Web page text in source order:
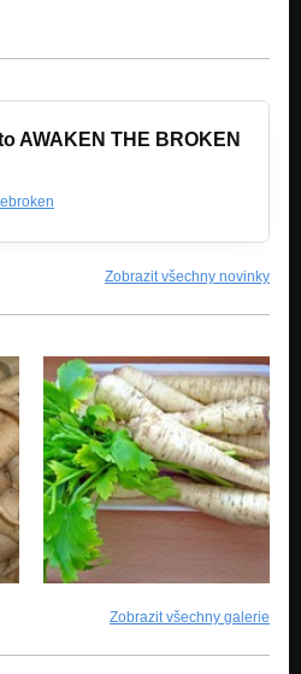
AWAKEN THE BROKEN
Zobrazit všechny novinky
Zobrazit všechny galerie